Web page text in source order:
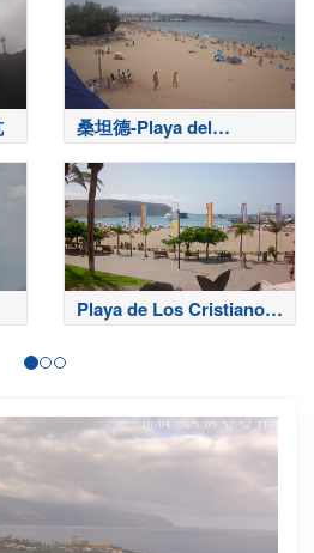
桑坦德-Playa del
Sardinero
Playa de Los Cristianos-
特内里费岛